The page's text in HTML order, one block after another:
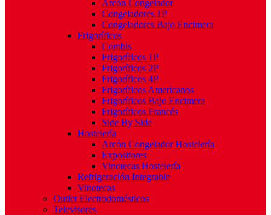
Arcón Congelador
Congeladores 1P
Congeladores Bajo Encimera
Frigoríficos
Combis
Frigoríficos 1P
Frigoríficos 2P
Frigoríficos 4P
Frigoríficos Americanos
Frigoríficos Bajo Encimera
Frigoríficos Francés
Side By Side
Hostelería
Arcón Congelador Hostelería
Expositores
Vinotecas Hostelería
Refrigeración Integrable
Vinotecas
Outlet Electrodomésticos
Televisores